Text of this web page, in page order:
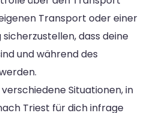
Transport oder einer
dass deine
und während des
Situationen, in
Triest für dich infrage